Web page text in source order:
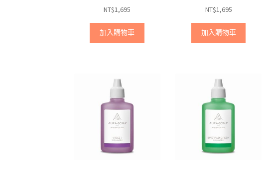
NT$1,695
加入購物車
NT$1,695
加入購物車